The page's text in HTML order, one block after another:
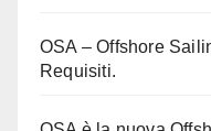
OSA – Offshore
Requisiti.